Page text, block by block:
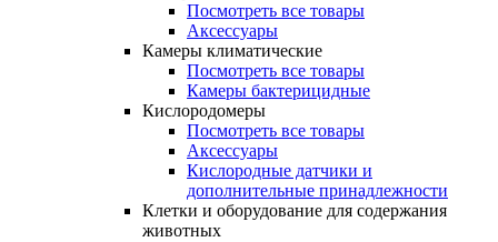
Посмотреть все товары
Аксессуары
Камеры климатические
Посмотреть все товары
Камеры бактерицидные
Кислородомеры
Посмотреть все товары
Аксессуары
Кислородные датчики и
дополнительные принадлежности
Клетки и оборудование для содержания
животных